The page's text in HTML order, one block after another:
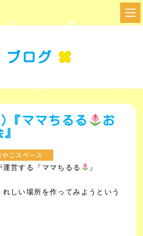
ブログ
ママちるる
お
やこスペース
営する『ママちるる 』
しい場所を作ってみようという